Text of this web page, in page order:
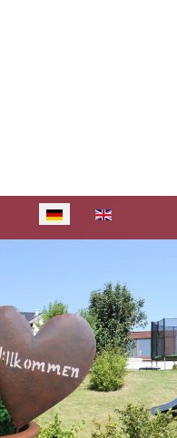
Sprache auswählen